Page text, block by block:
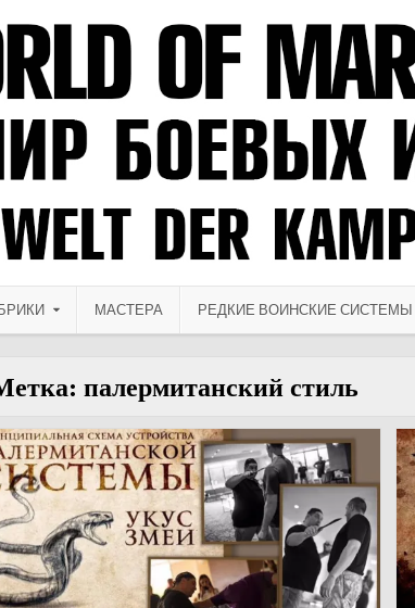
МАСТЕРА РЕДКИЕ ВОИНСКИЕ СИСТЕМЫ
палермитанский стиль